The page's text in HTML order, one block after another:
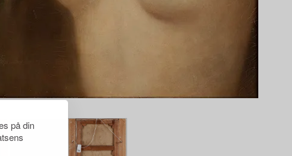
på din